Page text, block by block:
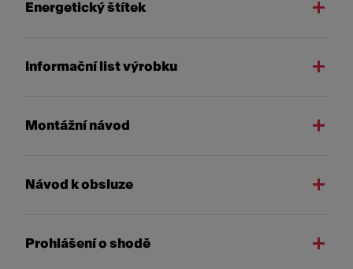
Energetický štítek
Informační list výrobku
Montážní návod
Návod k obsluze
Prohlášení o shodě